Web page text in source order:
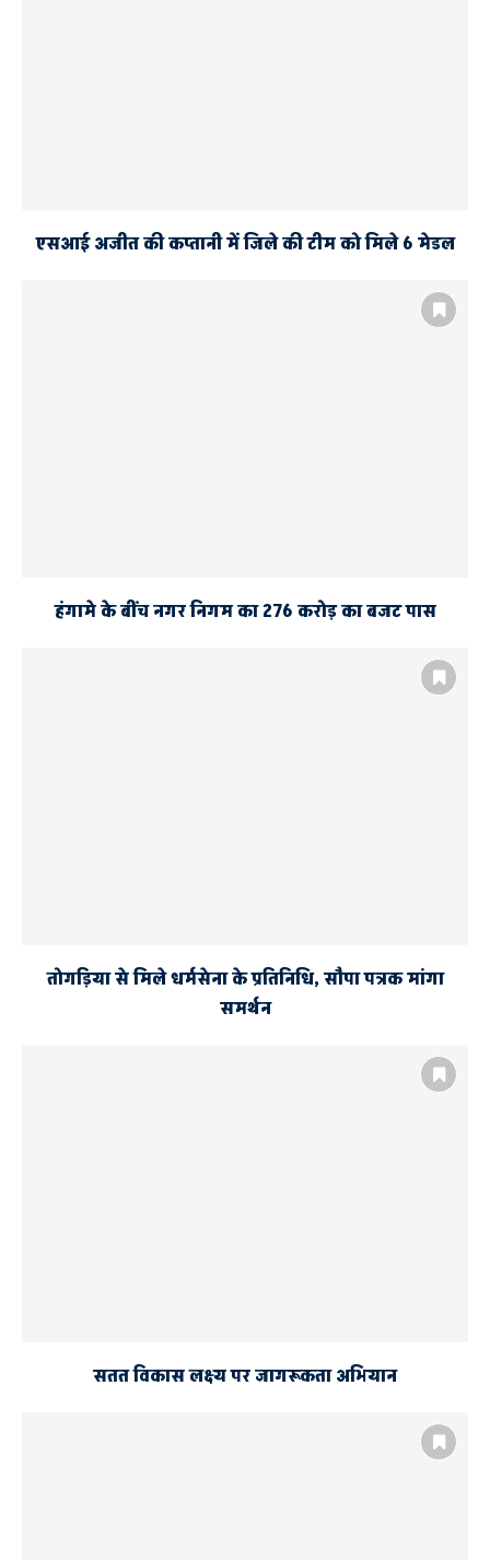
एसआई अजीत की कप्तानी में जिले की टीम को मिले 6 मेडल
हंगामे के बींच नगर निगम का 276 करोड़ का बजट पास
तोगड़िया से मिले धर्मसेना के प्रतिनिधि, सौपा पत्रक मांगा
समर्थन
सतत विकास लक्ष्य पर जागरूकता अभियान